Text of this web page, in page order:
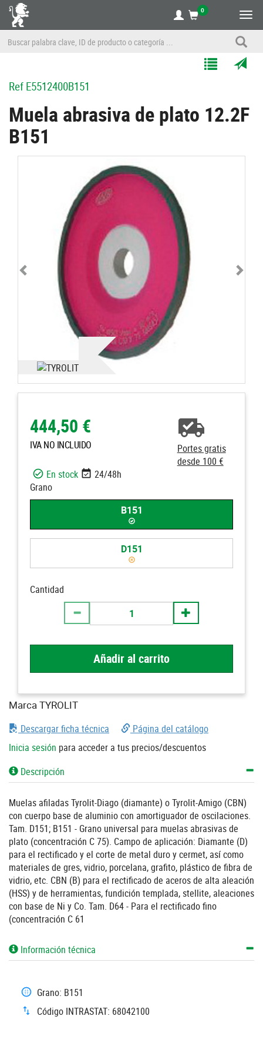
0
correo
a
Listas
RefE5512400B151
Muela abrasiva de plato 12.2F
B151
444,50 €
IVA NO INCLUIDO
Portes gratis
desde 100 €
En stock
24/48h
Grano
B151
D151
Cantidad
Añadir al carrito
Marca TYROLIT
Descargar ficha técnica
Página del catálogo
Inicia sesión para acceder a tus precios/descuentos
Descripción
Muelas afiladas Tyrolit-Diago (diamante) o Tyrolit-Amigo (CBN)
con cuerpo base de aluminio con amortiguador de oscilaciones.
Tam. D151; B151 - Grano universal para muelas abrasivas de
plato (concentración C 75). Campo de aplicación: Diamante (D)
para el rectificado y el corte de metal duro y cermet, así como
materiales de gres, vidrio, porcelana, grafito, plástico de fibra de
vidrio, etc. CBN (B) para el rectificado de aceros de alta aleación
(HSS) y de herramientas, fundición templada, stellite, aleaciones
con base de Ni y Co. Tam. D64 - Para el rectificado fino
(concentración C 61
Información técnica
Grano: B151
Código INTRASTAT: 68042100